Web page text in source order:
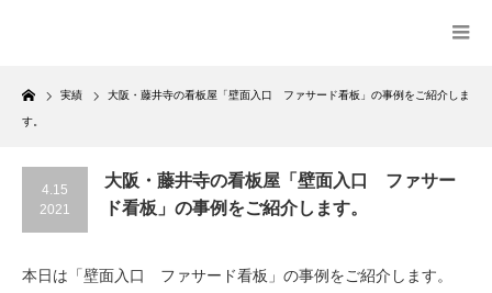
Home
実績 大阪・藤井寺の看板屋「壁面入口 ファサード看板」の事例をご紹介しま
す。
4.15
2021
大阪・藤井寺の看板屋「壁面入口 ファサー
ド看板」の事例をご紹介します。
本日は「壁面入口 ファサード看板」の事例をご紹介します。